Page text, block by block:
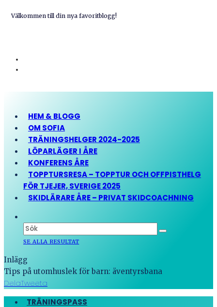
Välkommen till din nya favoritblogg!
HEM & BLOGG
OM SOFIA
TRÄNINGSHELGER 2024-2025
LÖPARLÄGER I ÅRE
KONFERENS ÅRE
TOPPTURSRESA – TOPPTUR OCH OFFPISTHELG
FÖR TJEJER, SVERIGE 2025
SKIDLÄRARE ÅRE – PRIVAT SKIDCOACHNING
SE ALLA RESULTAT
Inlägg
Tips på utomhuslek för barn: äventyrsbana
DelaTweeta
TRÄNINGSPASS